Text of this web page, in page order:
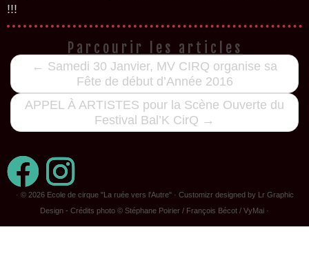
!!!
Parcourir les articles
← Samedi 30 Janvier, MV CIRQ organise sa
Fête de début d’Année 2016
APPEL À ARTISTES pour la Scène Ouverte du
Festival Bal’K CirQ →
· © 2026 Ecole de cirque "La ruée vers l'Autre"· Customizr designed by Lr Graphic
Design - Crédits photo © Stéphane Poirier / François Bécot / VyMai ·